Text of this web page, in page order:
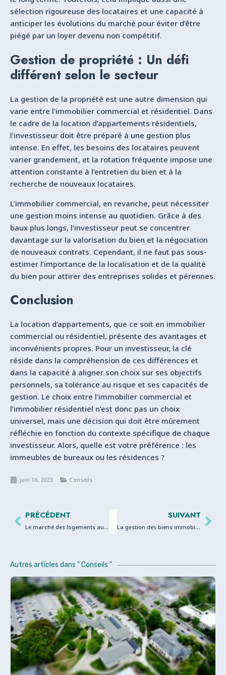
sélection rigoureuse des locataires et une capacité à
anticiper les évolutions du marché pour éviter d’être
piégé par un loyer devenu non compétitif.
Gestion de propriété : Un défi
différent selon le secteur
La gestion de la propriété est une autre dimension qui
varie entre l’immobilier commercial et résidentiel. Dans
le cadre de la location d’appartements résidentiels,
l’investisseur doit être préparé à une gestion plus
intense. En effet, les besoins des locataires peuvent
varier grandement, et la rotation fréquente impose une
attention constante à l’entretien du bien et à la
recherche de nouveaux locataires.
L’immobilier commercial, en revanche, peut nécessiter
une gestion moins intense au quotidien. Grâce à des
baux plus longs, l’investisseur peut se concentrer
davantage sur la valorisation du bien et la négociation
de nouveaux contrats. Cependant, il ne faut pas sous-
estimer l’importance de la localisation et de la qualité
du bien pour attirer des entreprises solides et pérennes.
Conclusion
La location d’appartements, que ce soit en immobilier
commercial ou résidentiel, présente des avantages et
inconvénients propres. Pour un investisseur, la clé
réside dans la compréhension de ces différences et
dans la capacité à aligner son choix sur ses objectifs
personnels, sa tolérance au risque et ses capacités de
gestion. Le choix entre l’immobilier commercial et
l’immobilier résidentiel n’est donc pas un choix
universel, mais une décision qui doit être mûrement
réfléchie en fonction du contexte spécifique de chaque
investisseur. Alors, quelle est votre préférence : les
immeubles de bureaux ou les résidences ?
juin 16, 2023 Conseils
PRÉCÉDENT
Le marché des logements autonomes à Alger: À qui louer son studio ?
SUIVANT
La gestion des biens immobiliers anciens et historiques à Alger
Autres articles dans "Conseils "